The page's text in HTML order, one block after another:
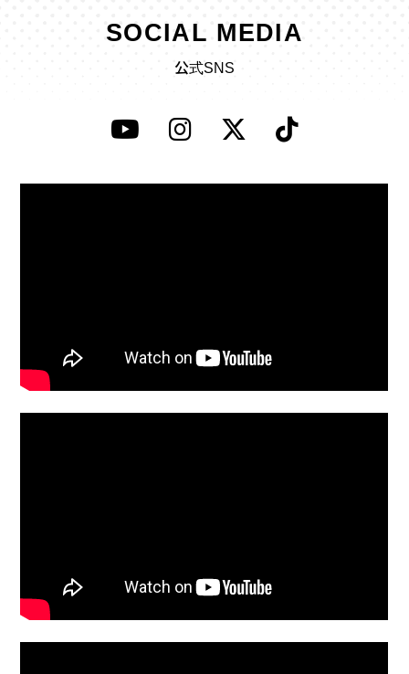
SOCIAL MEDIA
公式SNS